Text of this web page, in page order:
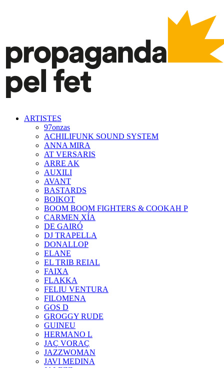
ARTISTES
97onzas
ACHILIFUNK SOUND SYSTEM
ANNA MIRA
AT VERSARIS
ARRE AK
AUXILI
AVANT
BASTARDS
BOIKOT
BOOM BOOM FIGHTERS & COOKAH P
CARMEN XÍA
DE GAIRÓ
DJ TRAPELLA
DONALLOP
ELANE
EL TRIB REIAL
FAIXA
FLAKKA
FELIU VENTURA
FILOMENA
GOS D
GROGGY RUDE
GUINEU
HERMANO L
JAÇ VORAÇ
JAZZWOMAN
JAVI MEDINA